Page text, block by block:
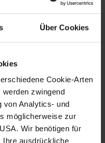
Über Cookies
Cookie-Arten
zwingend
von Analytics- und
möglicherweise zur
Wir benötigen für
Ihre ausdrückliche